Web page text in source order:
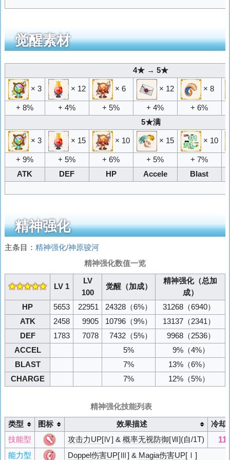
觉醒素材
4★ → 5★
× 3 × 12 × 6 × 12 × 8
+ 8% + 4% + 5% + 4%
+ 6%
5★满
× 3 × 15 × 10 × 15 × 10
+ 9% + 5% + 6% + 5%
+ 7%
ATK
DEF HP Accele Blast
精神强化
主条目： 精神强化/神原骏河
精神强化数值一览
★★★★★ LV 1
LV
100
觉醒（加成）
精神强化（总加
成）
HP
5653 22951 24328 （6%） 31268 （6940）
ATK
2458 9905 10796 （9%） 13137 （2341）
DEF
1783 7078 7432 （5%） 9968 （2536）
ACCEL
5% 9% （4%）
BLAST
7% 13% （6%）
CHARGE
7% 12% （5%）
精神强化技能列表
类型 图标 效果描述
冷却
技能型
攻击力UP[Ⅳ] & 概率无视防御[Ⅶ](自/1T) 11
能力型 Doppel伤害UP[Ⅲ] & Magia伤害UP[Ⅰ]